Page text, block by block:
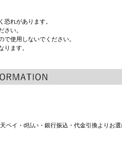
れがあります。
い。
使用しないでください。
ます。
イ・d払い・銀行振込・代金引換よりお選